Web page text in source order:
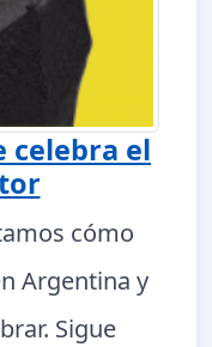
celebra el
cómo
Argentina y
Sigue